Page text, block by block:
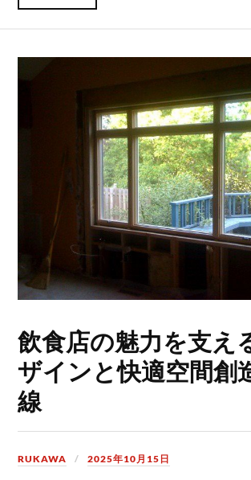
飲食店の魅力を支え
ザインと快適空間創
線
RUKAWA 2025年10月15日